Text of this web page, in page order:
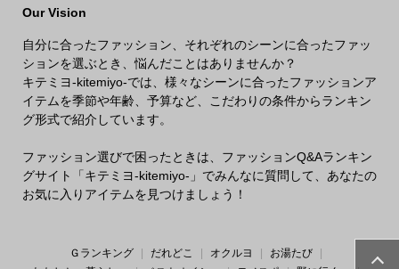
Our Vision
自分に合ったファッション、それぞれのシーンに合ったファッ
ションを選ぶとき、悩んだことはありませんか？
キテミヨ-kitemiyo-では、様々なシーンに合ったファッションア
イテムを季節や年齢、予算など、こだわりの条件からランキン
グ形式で紹介しています。
ファッション選びで困ったときは、ファッションQ&Aランキン
グサイト「キテミヨ-kitemiyo-」でみんなに質問して、あなたの
お気に入りアイテムを見つけましょう！
Ｇランキング だれどこ オクルヨ
お湯たび